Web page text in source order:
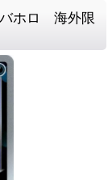
ホロ 海外限